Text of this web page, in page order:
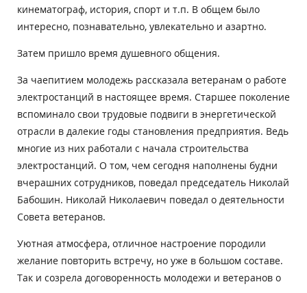
кинематограф, история, спорт и т.п. В общем было
интересно, познавательно, увлекательно и азартно.
Затем пришло время душевного общения.
За чаепитием молодежь рассказала ветеранам о работе
электростанций в настоящее время. Старшее поколение
вспоминало свои трудовые подвиги в энергетической
отрасли в далекие годы становления предприятия. Ведь
многие из них работали с начала строительства
электростанций. О том, чем сегодня наполнены будни
вчерашних сотрудников, поведал председатель Николай
Бабошин. Николай Николаевич поведал о деятельности
Совета ветеранов.
Уютная атмосфера, отличное настроение породили
желание повторить встречу, но уже в большом составе.
Так и созрела договоренность молодежи и ветеранов о